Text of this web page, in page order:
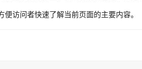
访问者快速了解当前页面的主要内容。